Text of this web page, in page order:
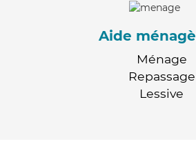
Aide
Ménage
Repassage
Lessive